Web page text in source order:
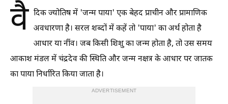
वै दिक ज्योतिष में 'जन्म पाया' एक बेहद प्राचीन और प्रामाणिक
अवधारणा है। सरल शब्दों में कहें तो 'पाया' का अर्थ होता है
आधार या नींव। जब किसी शिशु का जन्म होता है, तो उस समय
आकाश मंडल में चंद्रदेव की स्थिति और जन्म नक्षत्र के आधार पर जातक
का पाया निर्धारित किया जाता है।
ADVERTISEMENT